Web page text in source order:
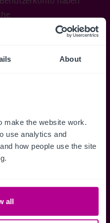
About
the website work.
use analytics and
how people use the site
all
Suche über
und
Objekten zu
für
Speichern
Suchkriterien
zugreifen und